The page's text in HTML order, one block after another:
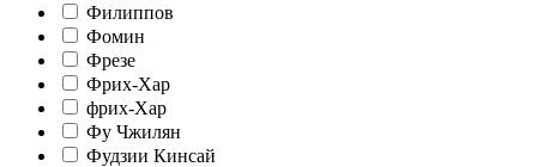
Филиппов
Фомин
Фрезе
Фрих-Хар
фрих-Хар
Фу Чжилян
Фудзии Кинсай